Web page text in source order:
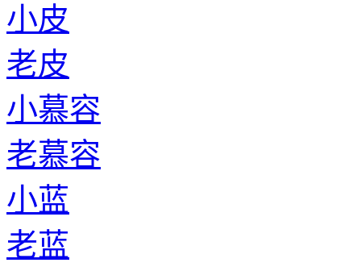
小皮
老皮
小慕容
老慕容
小蓝
老蓝